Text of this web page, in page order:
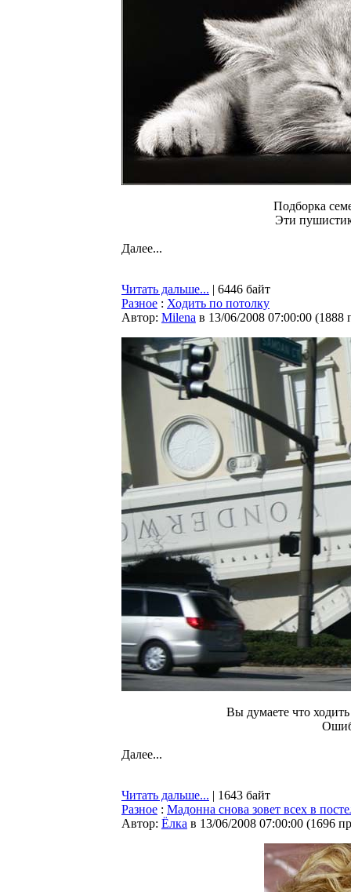
Подборка
Эти
Далее...
Читать дальше... | 6446 байт
Разное : Ходить по потолку
Автор: Milena в 13/06/2008 07:00:00 (1888
Вы думаете что
Далее...
Читать дальше... | 1643 байт
Разное : Мадонна снова зовет всех в
Автор: Ёлка в 13/06/2008 07:00:00 (1696